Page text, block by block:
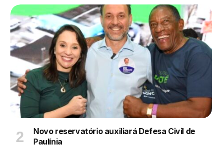
Novo reservatório auxiliará Defesa Civil de
Paulínia